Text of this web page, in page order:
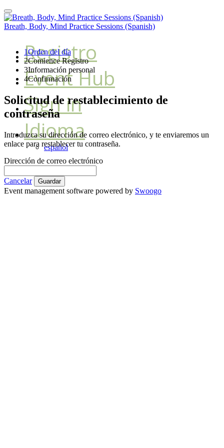
Breath, Body, Mind Practice Sessions (Spanish)
Registro
Event Hub
Sign in
Idioma
español
1Orden del día
2Comience Registro
3Información personal
4Confirmación
Solicitud de restablecimiento de
contraseña
Introduzca su dirección de correo electrónico, y te enviaremos un
enlace para restablecer tu contraseña.
Dirección de correo electrónico
Cancelar Guardar
Event management software powered by Swoogo